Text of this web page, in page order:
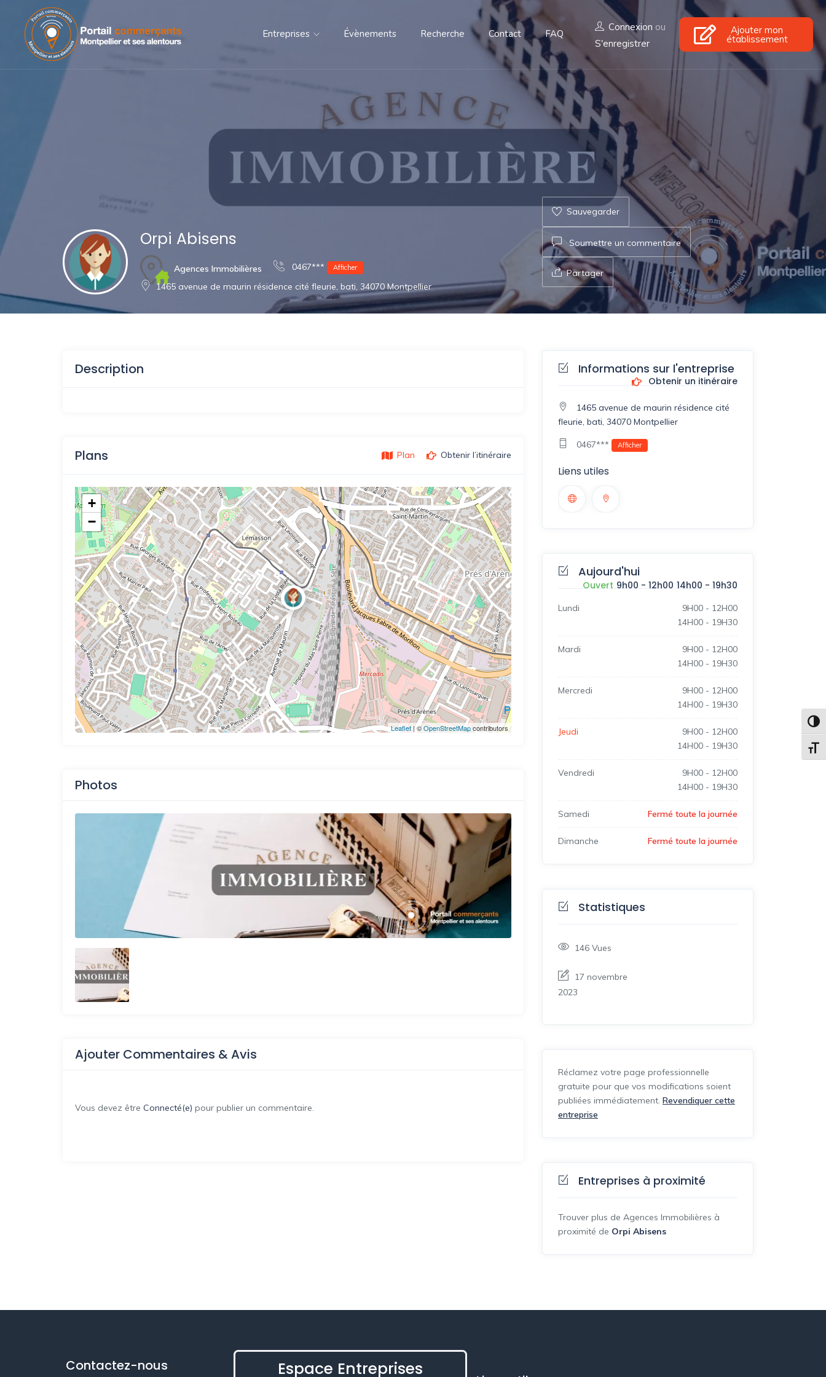
Entreprises Évènements Recherche Contact FAQ
Connexion ou
S'enregistrer
Ajouter mon
établissement
Orpi Abisens
Agences Immobilières 0467*** Afficher
1465 avenue de maurin résidence cité fleurie, bati, 34070 Montpellier
Sauvegarder
Soumettre un commentaire
Partager
Description
Plans Plan Obtenir l’itinéraire
+
−
Leaflet | ©OpenStreetMapcontributors
Photos
Ajouter Commentaires & Avis
Vous devez être Connecté(e) pour publier un commentaire.
Informations sur l'entreprise
Obtenir un itinéraire
1465 avenue de maurin résidence cité
fleurie, bati, 34070 Montpellier
0467*** Afficher
Liens utiles
Aujourd'hui
Ouvert 9h00 -12h00 14h00 -19h30
Lundi 9H00 - 12H00
14H00 - 19H30
Mardi 9H00 - 12H00
14H00 - 19H30
Mercredi 9H00 - 12H00
14H00 - 19H30
Jeudi 9H00 - 12H00
14H00 - 19H30
Vendredi 9H00 - 12H00
14H00 - 19H30
Samedi Fermé toute la journée
Dimanche Fermé toute la journée
Statistiques
146 Vues
17 novembre
2023
Réclamez votre page professionnelle
gratuite pour que vos modifications soient
publiées immédiatement. Revendiquer cette
entreprise
Entreprises à proximité
Trouver plus de Agences Immobilières à
proximité de Orpi Abisens
Contactez-nous Espace Entreprises